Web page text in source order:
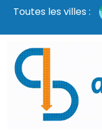
Toutes les villes :